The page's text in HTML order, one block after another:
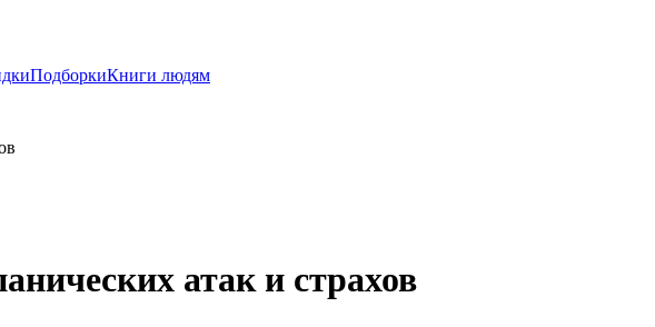
ПодборкиКниги людям
атак и страхов